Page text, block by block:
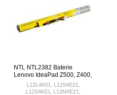
NTL NTL2382 Baterie
Lenovo IdeaPad Z500, Z400,
Z510, P400 14,4V 2200mAh
Li-Ion – neoriginální
L12L4K01, L12S4E21,
L12S4K01, L12M4E21,